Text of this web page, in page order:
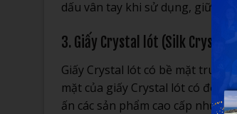
dấu vân tay khi sử dụng, giữ
3. Giấy Crystal lót (Silk Crystal)
Giấy Crystal lót có bề mặt trung
mặt của giấy Crystal lót có độ
ấn các sản phẩm cao cấp như